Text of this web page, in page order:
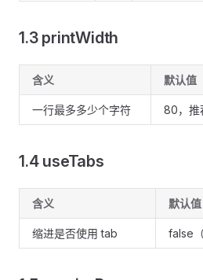
1.3 printWidth
含义 默认值
一行最多多少个字符 80，推
1.4 useTabs
含义 默认值
缩进是否使用 tab false（